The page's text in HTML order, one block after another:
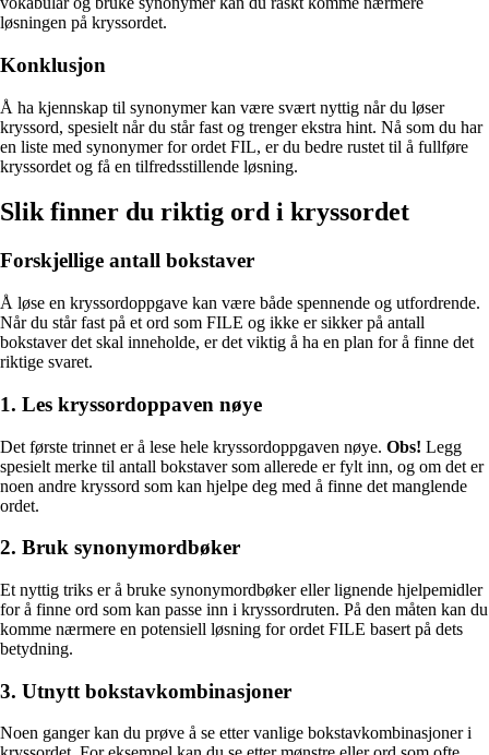
løsningen på kryssordet.
Konklusjon
Å ha kjennskap til synonymer kan være svært nyttig når du løser
kryssord, spesielt når du står fast og trenger ekstra hint. Nå som du har
en liste med synonymer for ordet FIL, er du bedre rustet til å fullføre
kryssordet og få en tilfredsstillende løsning.
Slik finner du riktig ord i kryssordet
Forskjellige antall bokstaver
Å løse en kryssordoppgave kan være både spennende og utfordrende.
Når du står fast på et ord som FILE og ikke er sikker på antall
bokstaver det skal inneholde, er det viktig å ha en plan for å finne det
riktige svaret.
1. Les kryssordoppaven nøye
Det første trinnet er å lese hele kryssordoppgaven nøye. Obs! Legg
spesielt merke til antall bokstaver som allerede er fylt inn, og om det er
noen andre kryssord som kan hjelpe deg med å finne det manglende
ordet.
2. Bruk synonymordbøker
Et nyttig triks er å bruke synonymordbøker eller lignende hjelpemidler
for å finne ord som kan passe inn i kryssordruten. På den måten kan du
komme nærmere en potensiell løsning for ordet FILE basert på dets
betydning.
3. Utnytt bokstavkombinasjoner
Noen ganger kan du prøve å se etter vanlige bokstavkombinasjoner i